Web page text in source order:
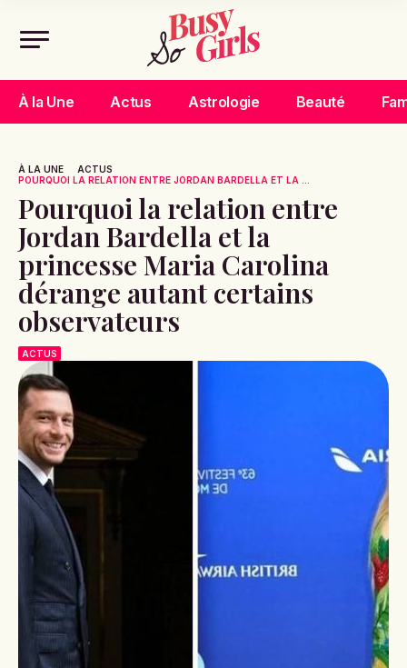
À la Une Actus Astrologie Beauté
À LA UNE
ACTUS
POURQUOI LA RELATION ENTRE JORDAN BARDELLA ET LA ...
Pourquoi la relation entre
Jordan Bardella et la
princesse Maria Carolina
dérange autant certains
observateurs
ACTUS